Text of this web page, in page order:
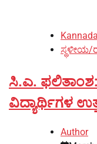
ಸ್ಥಳೀಯ/
ಸಿ.ಎ.
ವಿದ್ಯಾರ್ಥಿಗಳ
Author